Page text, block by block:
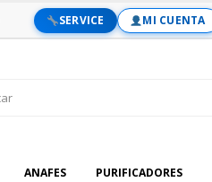
SERVICE MI CUENTA
ANAFES PURIFICADORES